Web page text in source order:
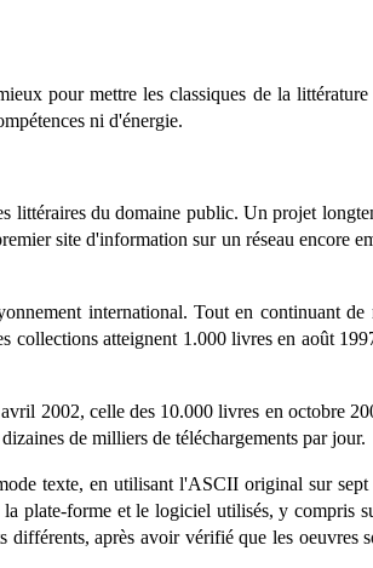
pour mettre les classiques de la
ni d'énergie.
littéraires du domaine public. Un projet
site d'information sur un réseau encore
international. Tout en continuant de
collections atteignent 1.000 livres en août
2002, celle des 10.000 livres en octobre
de milliers de téléchargements par jour.
texte, en utilisant l'ASCII original sur sept
la plate-forme et le logiciel utilisés, y compris
après avoir vérifié que les oeuvres